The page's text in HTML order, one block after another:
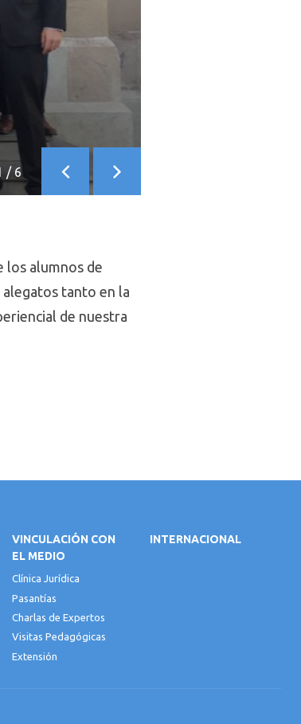
/ 6
Anterior Siguiente
los alumnos de
tanto en la
de nuestra
VINCULACIÓN CON
EL MEDIO
Clínica Jurídica
Pasantías
Charlas de Expertos
Visitas Pedagógicas
Extensión
INTERNACIONAL